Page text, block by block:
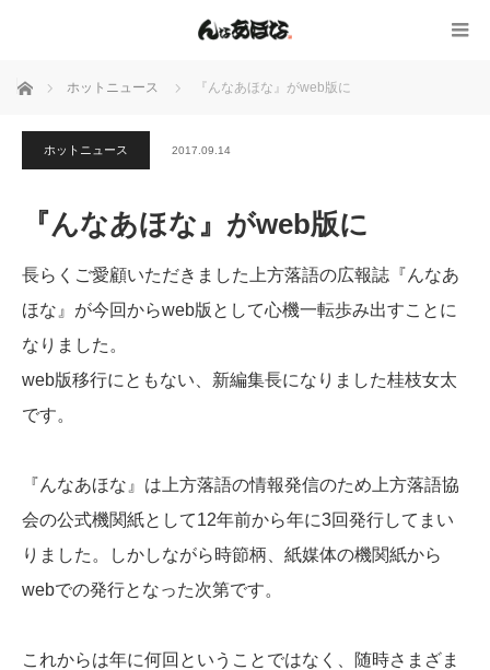
ホーム ホットニュース 『んなあほな』がweb版に
ホットニュース 2017.09.14
『んなあほな』がweb版に
長らくご愛顧いただきました上方落語の広報誌『んなあ
ほな』が今回からweb版として心機一転歩み出すことに
なりました。
web版移行にともない、新編集長になりました桂枝女太
です。
『んなあほな』は上方落語の情報発信のため上方落語協
会の公式機関紙として12年前から年に3回発行してまい
りました。しかしながら時節柄、紙媒体の機関紙から
webでの発行となった次第です。
これからは年に何回ということではなく、随時さまざま